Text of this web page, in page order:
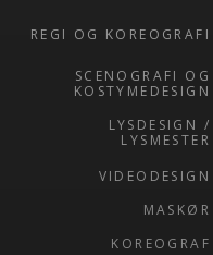
REGI OG KOREOGRAFI
SCENOGRAFI OG
KOSTYMEDESIGN
LYSDESIGN /
LYSMESTER
VIDEODESIGN
MASKØR
KOREOGRAF